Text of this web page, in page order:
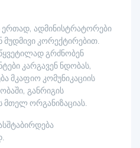
ადმინისტრატორები
კორექტირებით.
გრძნობენ
კარგავენ ნდობას,
მკაფიო კომუნიკაციის
განრიგის
მთელ ორგანიზაციას.